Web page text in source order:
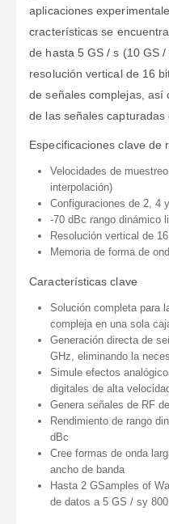
aplicaciones
cracterísticas se
de hasta 5 GS / s (10 GS
resolución vertical de 16
de señales complejas, así
de las señales capturadas
Especificaciones clave de
Velocidades de
interpolación)
Configuraciones de 2, 4
-70 dBc rango dinámico
Resolución vertical de
Memoria de forma de
Características clave
Solución completa para
compleja en una sola
Generación directa de
GHz, eliminando la
Simule efectos
digitales de alta
Genera señales de RF
Rendimiento de rango
dBc
Cree formas de onda
ancho de banda
Hasta 2 GSamples of
de datos a 5 GS / sy